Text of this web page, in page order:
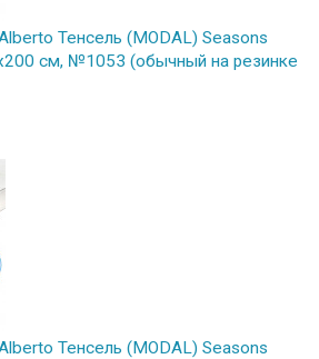
Тенсель (MODAL) Seasons
см, №1053 (обычный на резинке
Тенсель (MODAL) Seasons